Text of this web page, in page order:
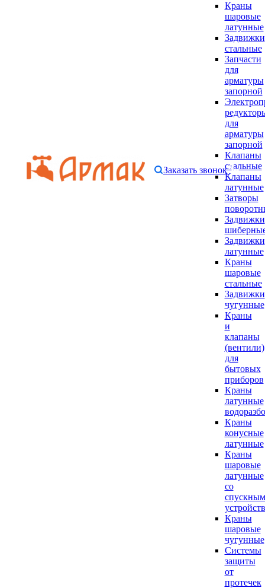
Краны
шаровые
латунные
Задвижки
стальные
Запчасти
для
арматуры
запорной
для
арматуры
запорной
Клапаны
стальные
Клапаны
латунные
Затворы
Задвижки
Задвижки
латунные
Краны
шаровые
стальные
Задвижки
чугунные
Краны
и
клапаны
(вентили)
для
бытовых
приборов
Краны
латунные
Краны
конусные
латунные
Краны
шаровые
латунные
со
спускным
Краны
шаровые
чугунные
Системы
защиты
от
протечек
Заказать звонок